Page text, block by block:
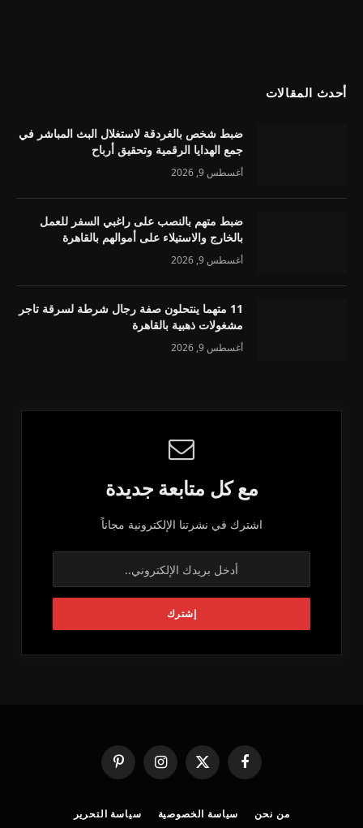
أحدث المقالات
ضبط شخص بالغردقة لاستغلال البث المباشر في
جمع الهدايا الرقمية وتحقيق أرباح
أغسطس 9, 2026
ضبط متهم بالنصب على راغبي السفر للعمل
بالخارج والاستيلاء على أموالهم بالقاهرة
أغسطس 9, 2026
11 متهما ينتحلون صفة رجال شرطة لسرقة تاجر
مشغولات ذهبية بالقاهرة
أغسطس 9, 2026
مع كل متابعة جديدة
اشترك في نشرتنا الإلكترونية مجاناً
فيسبوك
X
(Twitter)
الانستغرامبينتيريست
من نحن سياسة الخصوصية سياسة التحرير